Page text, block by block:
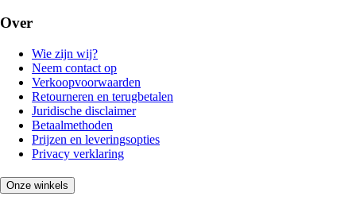
Over
Wie zijn wij?
Neem contact op
Verkoopvoorwaarden
Retourneren en terugbetalen
Juridische disclaimer
Betaalmethoden
Prijzen en leveringsopties
Privacy verklaring
Onze winkels